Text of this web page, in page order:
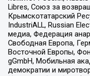
Libres, Союз за
Крымскотатарский
IndustriALL, Russian
медиа, Федерация
Свободная Европа,
Восточной Европы,
gGmbH, Мобильная
демократии и